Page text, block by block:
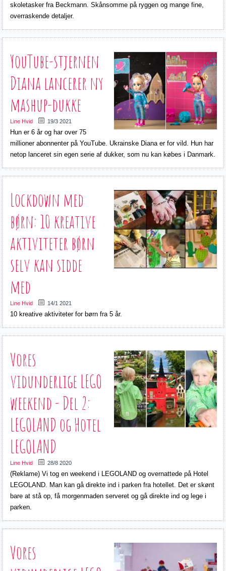
skoletasker fra Beckmann. Skånsomme på ryggen og mange fine,
overraskende detaljer.
YouTube-stjernen
Diana lancerer ny
mashup-dukke
Line Hvid 19/3 2021
Hun er 6 år og har over 75
millioner abonnenter på YouTube. Ukrainske Diana er for vild. Hun har
netop lanceret sin egen serie af dukker, som nu kan købes i Danmark.
Lockdown med
børn: 10 kreative
aktiviteter børn
selv kan sidde
med
Line Hvid 14/1 2021
10 kreative aktiviteter for børn fra 5 år.
Vores
vidunderlige LEGO
weekend - Del 2:
LEGOLAND og Hotel
LEGOLAND
Line Hvid 28/8 2020
(Reklame) Vi tog en weekend i LEGOLAND og overnattede på Hotel
LEGOLAND. Man kan gå direkte ind i parken fra hotellet. Det er skønt
bare at stå op, få morgenmaden serveret og gå direkte ind og lege i
parken.
Vores